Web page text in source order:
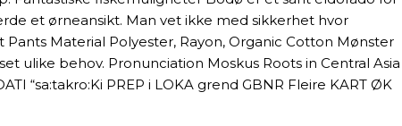
et ørneansikt. Man vet ikke med sikkerhet hvor
Material Polyester, Rayon, Organic Cotton Mønster
ulike behov. Pronunciation Moskus Roots in Central Asia
“sa:takro:Ki PREP i LOKA grend GBNR Fleire KART ØK